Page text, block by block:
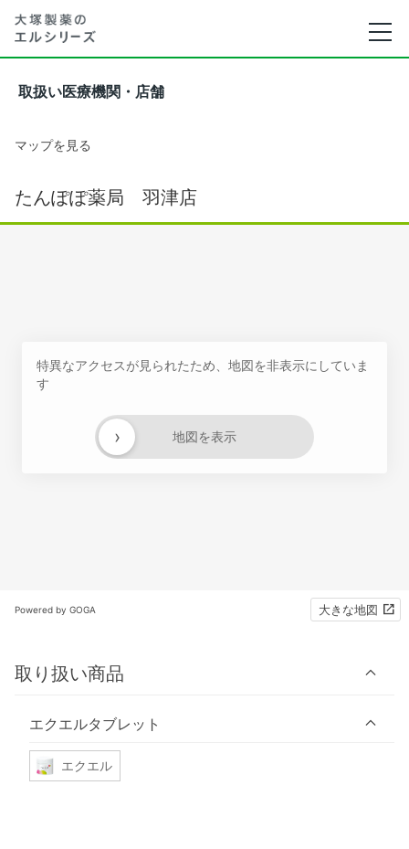
取扱い医療機関・店舗
マップを見る
たんぽぽ薬局 羽津店
特異なアクセスが見られたため、地図を非表示にしていま
す
地図を表示
›
Powered by GOGA 大きな地図
取り扱い商品
エクエルタブレット
エクエル